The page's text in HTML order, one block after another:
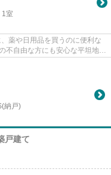
1室
薬や日用品を買うのに便利な
不自由な方にも安心な平坦地に
納戸)
戸建て